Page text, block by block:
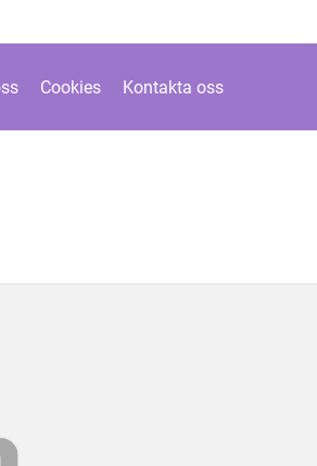
Cookies Kontakta oss